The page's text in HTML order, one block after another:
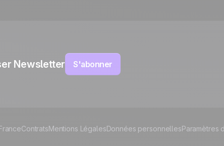
Newsletter S'abonner
ContratsMentions LégalesDonnées personnellesParamètres